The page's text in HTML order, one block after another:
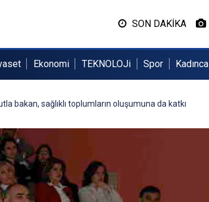
SON DAKİKA
Ekonomi TEKNOLOJi Spor Kadınca
bakan, sağlıklı toplumların oluşumuna da katkı